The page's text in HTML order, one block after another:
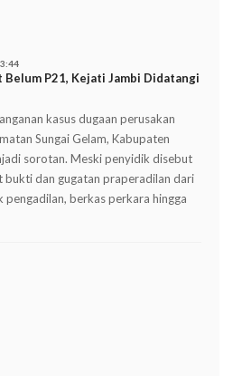
Belum P21, Kejati Jambi Didatangi
kasus dugaan perusakan
Sungai Gelam, Kabupaten
sorotan. Meski penyidik disebut
bukti dan gugatan praperadilan dari
berkas perkara hingga